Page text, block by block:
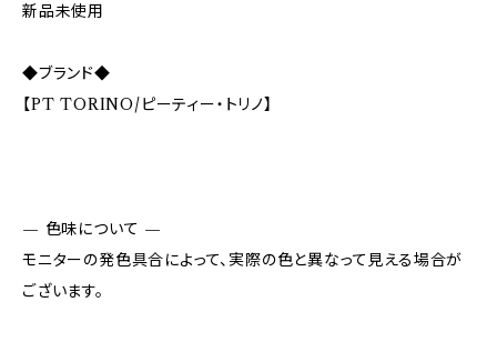
新品未使用
◆ブランド◆
【PT TORINO/ピーティー・トリノ】
— 色味について —
モニターの発色具合によって、実際の色と異なって見える場合が
ございます。